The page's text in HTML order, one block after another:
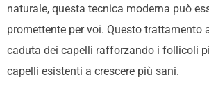
naturale, questa tecnica moderna può
promettente per voi. Questo trattamento
caduta dei capelli rafforzando i follicoli
capelli esistenti a crescere più sani.